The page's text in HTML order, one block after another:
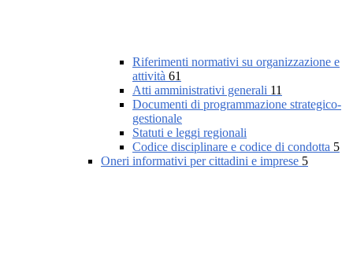
Riferimenti normativi su organizzazione e
attività 61
Atti amministrativi generali 11
Documenti di programmazione strategico-
gestionale
Statuti e leggi regionali
Codice disciplinare e codice di condotta 5
Oneri informativi per cittadini e imprese 5